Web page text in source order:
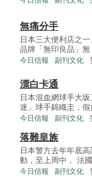
無痛分手
日本三大便利店之
品牌「無印良品」無
今日信報 副刊文化
漂白卡通
日本混血網球手大
迷」球手錦織圭，假
今日信報 副刊文化
落難皇族
日本警方去年年底
動，至上周中， 法
今日信報 副刊文化